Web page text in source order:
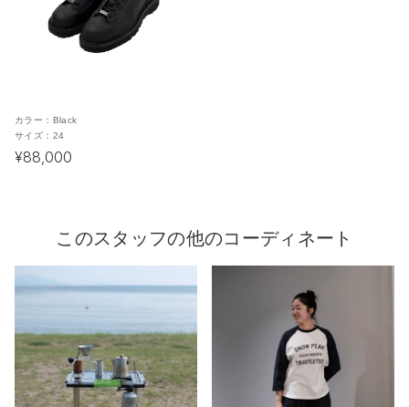
カラー： Black
サイズ： 24
¥88,000
このスタッフの他のコーディネート